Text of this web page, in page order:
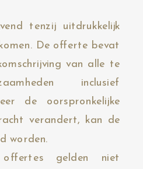
tenzij uitdrukkelijk
De offerte bevat
van alle te
inclusief
de oorspronkelijke
verandert, kan de
worden.
gelden niet